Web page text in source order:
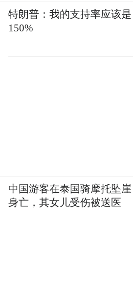
特朗普：我的支持率应该是
150%
中国游客在泰国骑摩托坠崖
身亡，其女儿受伤被送医